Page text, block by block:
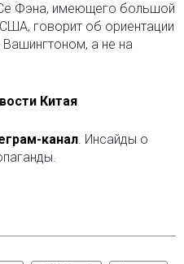
Фэна, имеющего большой
говорит об ориентации
а не на
Китая
канал. Инсайды о